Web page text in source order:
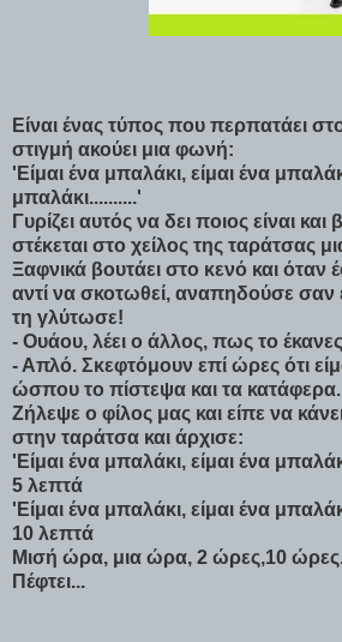
Είναι ένας τύπος που περπατάει
στιγμή ακούει μια φωνή:
'Είμαι ένα μπαλάκι, είμαι ένα
μπαλάκι..........'
Γυρίζει αυτός να δει ποιος είναι και
στέκεται στο χείλος της ταράτσας
Ξαφνικά βουτάει στο κενό και όταν
αντί να σκοτωθεί, αναπηδούσε σαν
τη γλύτωσε!
- Ουάου, λέει ο άλλος, πως το
- Απλό. Σκεφτόμουν επί ώρες ότι
ώσπου το πίστεψα και τα κατάφερα.
Ζήλεψε ο φίλος μας και είπε να
στην ταράτσα και άρχισε:
'Είμαι ένα μπαλάκι, είμαι ένα
5 λεπτά
'Είμαι ένα μπαλάκι, είμαι ένα
10 λεπτά
Μισή ώρα, μια ώρα, 2 ώρες,10
Πέφτει...